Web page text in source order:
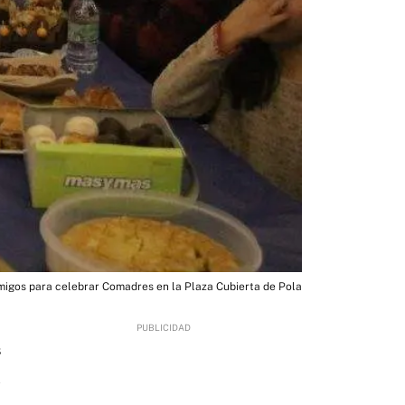
para celebrar Comadres en la Plaza Cubierta de Pola